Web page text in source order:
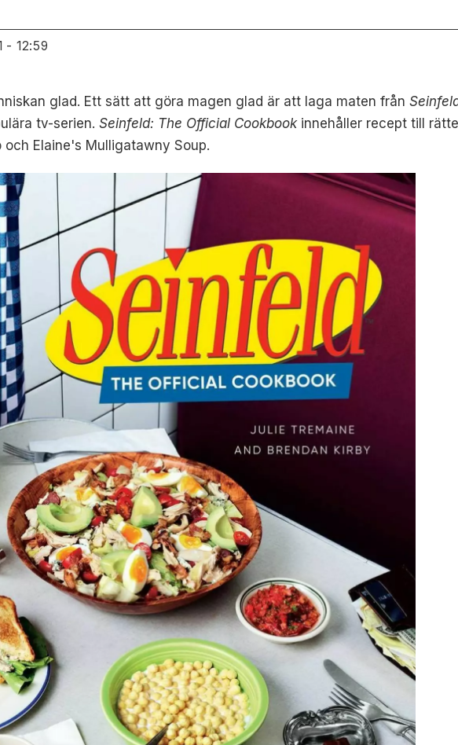
- 12:59
glad. Ett sätt att göra magen glad är att laga maten från
tv-serien.Seinfeld: The Official Cookbookinnehåller recept till
och Elaine's Mulligatawny Soup.